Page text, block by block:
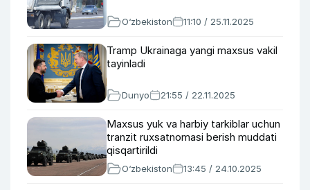
O‘zbekiston 11:10 / 25.11.2025
Tramp Ukrainaga yangi maxsus vakil
tayinladi
Dunyo 21:55 / 22.11.2025
Maxsus yuk va harbiy tarkiblar uchun
tranzit ruxsatnomasi berish muddati
qisqartirildi
O‘zbekiston 13:45 / 24.10.2025